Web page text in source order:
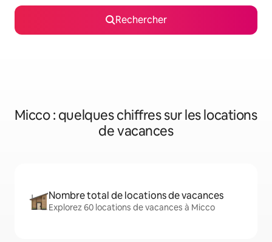
Rechercher
Micco : quelques chiffres sur les locations
de vacances
Nombre total de locations de vacances
Explorez 60 locations de vacances à Micco